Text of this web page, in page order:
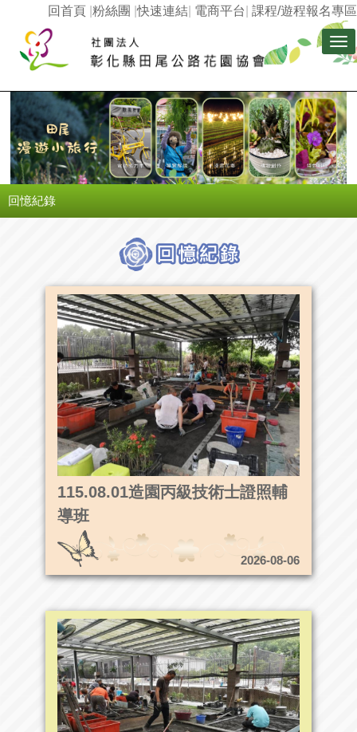
課程/遊程報名專區
電商平台
快速連結
粉絲團 |
回首頁
回憶紀錄
115.08.01造園丙級技術士證照輔
導班
2026-08-06